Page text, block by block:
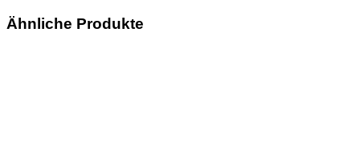
Ähnliche Produkte